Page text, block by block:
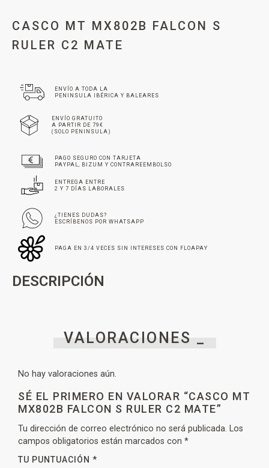
CASCO MT MX802B FALCON S
RULER C2 MATE
ENVÍO A TODA LA
PENINSULA IBÉRICA Y BALEARES
ENVÍO GRATUITO
A PARTIR DE 79€
(SOLO PENINSULA)
PAGO SEGURO CON TARJETA
PAYPAL, BIZUM Y CONTRAREEMBOLSO
ENTREGA ENTRE
2 Y 7 DÍAS LABORALES
¿TIENES DUDAS?
ESCRÍBENOS POR WHATSAPP
PAGA EN 3/4 VECES SIN INTERESES CON FLOAPAY
DESCRIPCIÓN
VALORACIONES _
No hay valoraciones aún.
SÉ EL PRIMERO EN VALORAR “CASCO MT
MX802B FALCON S RULER C2 MATE”
Tu dirección de correo electrónico no será publicada. Los
campos obligatorios están marcados con *
TU PUNTUACIÓN *